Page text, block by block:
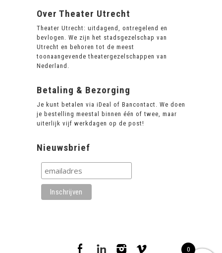
Over Theater Utrecht
Theater Utrecht: uitdagend, ontregelend en
bevlogen. We zijn het stadsgezelschap van
Utrecht en behoren tot de meest
toonaangevende theatergezelschappen van
Nederland.
Betaling & Bezorging
Je kunt betalen via iDeal of Bancontact. We doen
je bestelling meestal binnen één of twee, maar
uiterlijk vijf werkdagen op de post!
Nieuwsbrief
0